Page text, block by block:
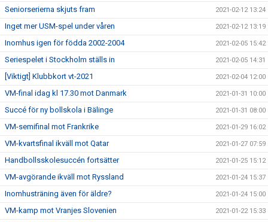
Seniorserierna skjuts fram 2021-02-12 13:24
Inget mer USM-spel under våren 2021-02-12 13:19
Inomhus igen för födda 2002-2004 2021-02-05 15:42
Seriespelet i Stockholm ställs in 2021-02-05 14:31
[Viktigt] Klubbkort vt-2021 2021-02-04 12:00
VM-final idag kl 17.30 mot Danmark 2021-01-31 10:00
Succé för ny bollskola i Bälinge 2021-01-31 08:00
VM-semifinal mot Frankrike 2021-01-29 16:02
VM-kvartsfinal ikväll mot Qatar 2021-01-27 07:59
Handbollsskolesuccén fortsätter 2021-01-25 15:12
VM-avgörande ikväll mot Ryssland 2021-01-24 15:37
Inomhusträning även för äldre? 2021-01-24 15:00
VM-kamp mot Vranjes Slovenien 2021-01-22 15:33